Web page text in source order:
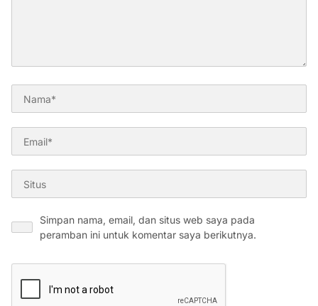
Simpan nama, email, dan situs web saya pada
peramban ini untuk komentar saya berikutnya.